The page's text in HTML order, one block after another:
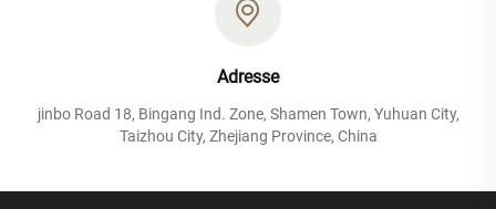
Adresse
jinbo Road 18, Bingang Ind. Zone, Shamen Town, Yuhuan City,
Taizhou City, Zhejiang Province, China